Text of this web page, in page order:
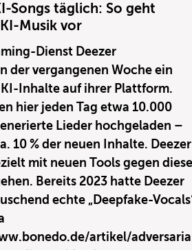
Songs täglich: So geht
Musik vor
Dienst Deezer
der vergangenen Woche ein
Inhalte auf ihrer Plattform.
hier jeden Tag etwa 10.000
Lieder hochgeladen –
10 % der neuen Inhalte. Deezer
mit neuen Tools gegen diese
Bereits 2023 hatte Deezer
echte „Deepfake-
artikel/